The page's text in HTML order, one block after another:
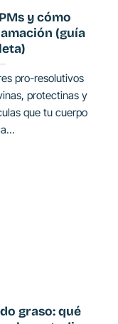
y cómo
(guía
pro-resolutivos
protectinas y
que tu cuerpo
graso: qué